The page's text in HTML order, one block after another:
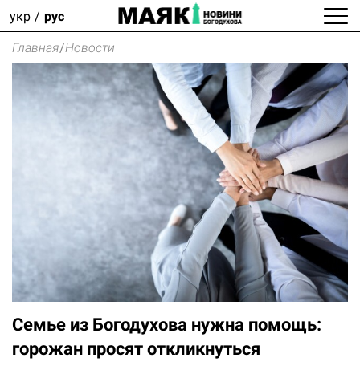
укр рус
Главная/Новости
Семье из Богодухова нужна помощь:
горожан просят откликнуться